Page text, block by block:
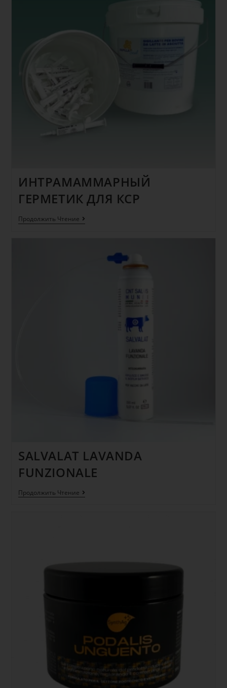
ИНТРАМАММАРНЫЙ
ГЕРМЕТИК ДЛЯ КСР
Продолжить Чтение
SALVALAT LAVANDA
FUNZIONALE
Продолжить Чтение